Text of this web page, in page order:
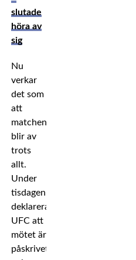
slutade
höra av
sig
Nu
verkar
det som
att
matchen
blir av
trots
allt.
Under
tisdagen
deklarerade
UFC att
mötet är
påskrivet